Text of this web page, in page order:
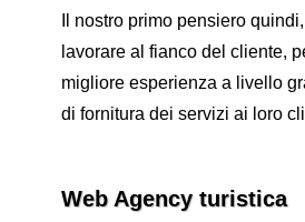
Il nostro primo pensiero
lavorare al fianco del cliente,
migliore esperienza a livello
di fornitura dei servizi ai loro
Web Agency turistica